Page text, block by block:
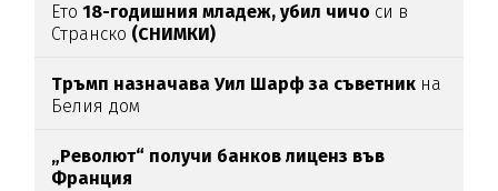
Ето18-годишния младеж, убил чичо си в
Странско (СНИМКИ)
Тръмп назначава Уил Шарф за съветник на
Белия дом
„Револют“ получи банков лиценз във
Франция